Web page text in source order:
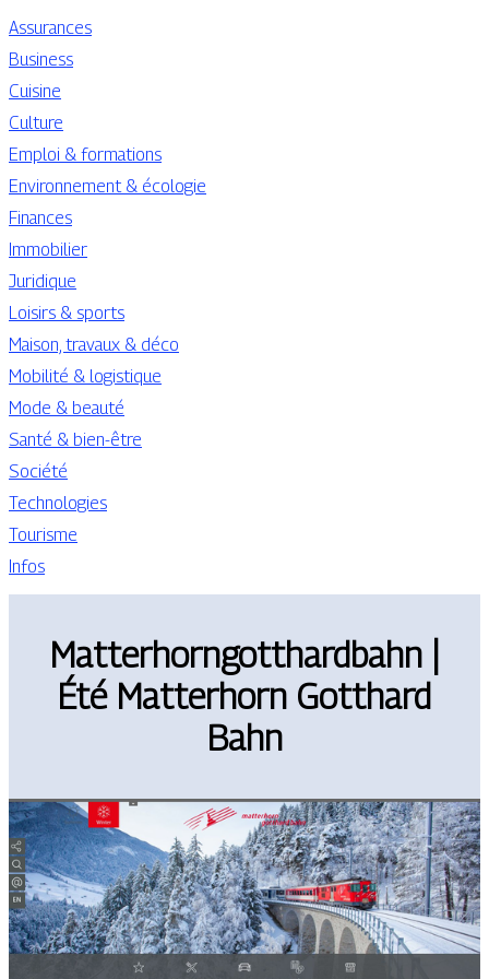
Assurances
Business
Cuisine
Culture
Emploi & formations
Environnement & écologie
Finances
Immobilier
Juridique
Loisirs & sports
Maison, travaux & déco
Mobilité & logistique
Mode & beauté
Santé & bien-être
Société
Technologies
Tourisme
Infos
Matterhorngotthardbahn |
Été Matterhorn Gotthard
Bahn